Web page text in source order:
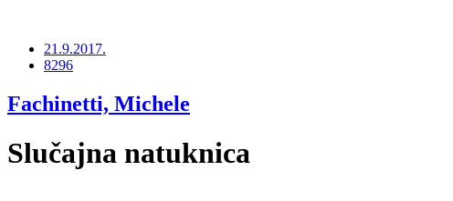
21.9.2017.
8296
Fachinetti, Michele
Slučajna natuknica